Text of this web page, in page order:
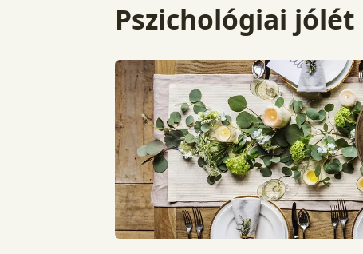
Pszichológiai jólét